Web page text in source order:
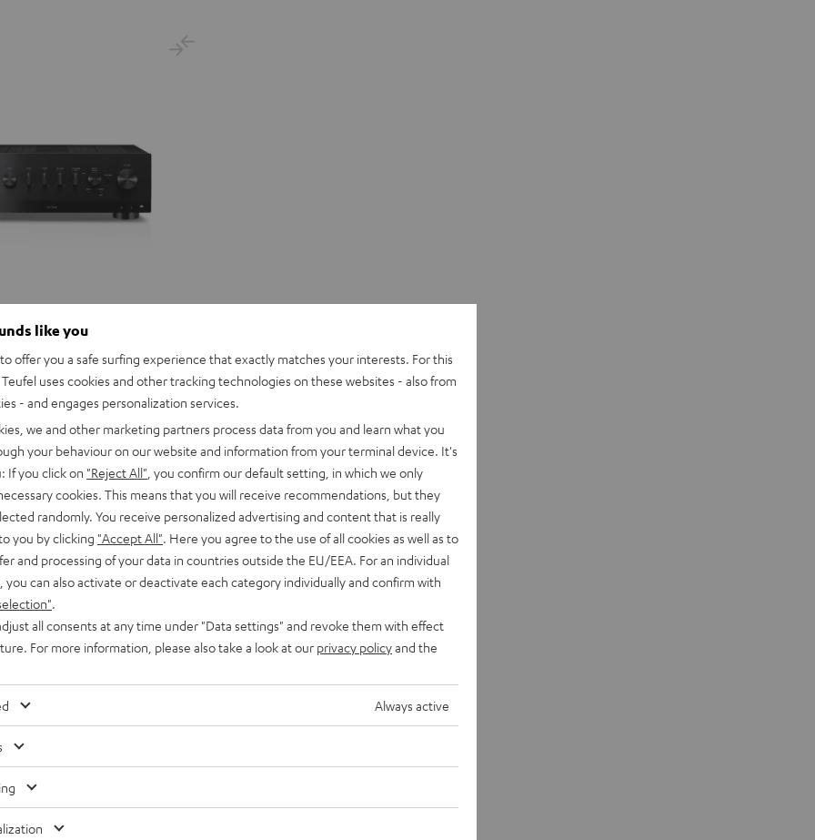
der Spitzenklasse mit 100 Watt
(bei 20 - 20000 Hz, 0.07 %
like you
offer you a safe surfing experience that exactly matches your interests. For this
uses cookies and other tracking technologies on these websites - also from
- and engages personalization services.
we and other marketing partners process data from you and learn what you
your behaviour on our website and information from your terminal device. It's
If you click on "Reject All" , you confirm our default setting, in which we only
cookies. This means that you will receive recommendations, but they
randomly. You receive personalized advertising and content that is really
you by clicking "Accept All" . Here you agree to the use of all cookies as well as to
and processing of your data in countries outside the EU/EEA. For an individual
you can also activate or deactivate each category individually and confirm with
all consents at any time under "Data settings" and revoke them with effect
For more information, please also take a look at our privacy policyand the
Always active